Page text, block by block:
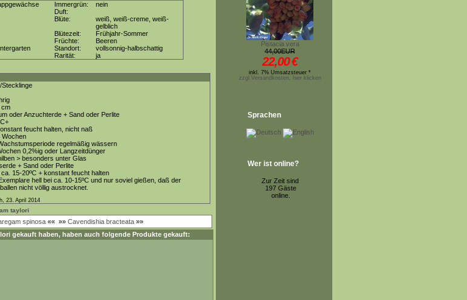
Immergrün:
nein
Duft:
Blüte:
weiß, weiß-creme, weiß-
gelblich
Blütezeit:
Frühjahr-Sommer
Früchte:
Beeren
Standort:
vollsonnig-halbschattig
Rarität: ja
Stecklinge
cm
oder Anzuchterde + Sand oder Perlite
feucht halten, nicht naß
Wochen
regelmäßig wässern
0,2%ig oder Langzeitdünger
> besonders unter Glas
+ Sand oder Perlite
ca. 15-20ºC + konstant feucht halten
hell bei ca. 10-15ºC und nur soviel gießen, daß der
nicht völlig austrocknet.
23. April 2014
taylori
spinosa «« »» Cavendishia bracteata »»
gekauft haben, haben auch folgende Produkte gekauft:
Pistacia vera
44,00EUR
22,00€
inkl. 7% Umsatzsteuer *
zzgl.Versandkosten, hier klicken
Sprachen
Wer ist online?
Zur Zeit sind
197 Gäste
online.